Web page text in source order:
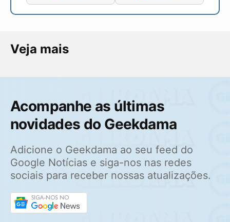
Veja mais
Acompanhe as últimas
novidades do Geekdama
Adicione o Geekdama ao seu feed do
Google Notícias e siga-nos nas redes
sociais para receber nossas atualizações.